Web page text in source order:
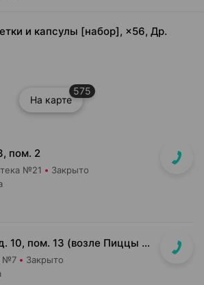
и капсулы [набор], ×56, Др.
На карте
575
пом. 2
№21 Закрыто
ул. Маяковского, д. 10, пом. 13 (возле Пиццы Мании)
№7 Закрыто